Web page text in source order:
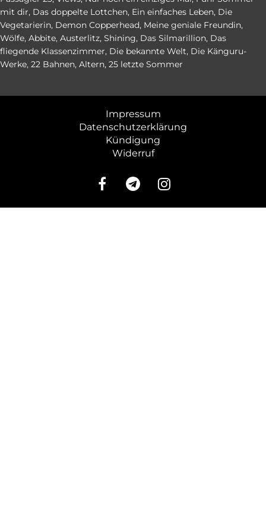
mit dir, Das doppelte Lottchen, Ein einfaches Leben, Die
Vegetarierin, Demon Copperhead, Meine geniale Freundin,
Wölfe, Abbite, Austerlitz, Shining, Das Silmarillion, Das
fliegende Klassenzimmer, Die bekannte Welt, Die Känguru-
Werke, 22 Bahnen, Altern, 25 letzte Sommer
Impressum
Datenschutzerklärung
Kündigung
Widerruf